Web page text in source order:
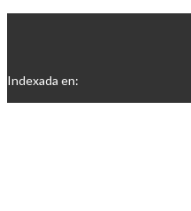
Indexada en: